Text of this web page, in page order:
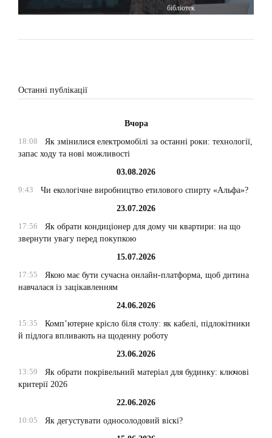
бібліотек
Останні публікації
Вчора
18:08
Як змінилися електромобілі за останні роки: технології,
запас ходу та нові можливості
03.08.2026
9:43
Чи екологічне виробництво етилового спирту «Альфа»?
23.07.2026
17:56
Як обрати кондиціонер для дому чи квартири: на що
звернути увагу перед покупкою
15.07.2026
17:55
Якою має бути сучасна онлайн-платформа, щоб дитина
навчалася із зацікавленням
24.06.2026
15:35
Комп’ютерне крісло біля столу: як кабелі, підлокітники
й підлога впливають на щоденну роботу
23.06.2026
13:59
Як обрати покрівельний матеріал для будинку: ключові
критерії 2026
22.06.2026
10:05
Як дегустувати односолодовий віскі?